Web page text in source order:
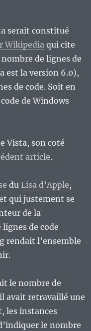
serait constitué
Wikipediaqui cite
de lignes de
est la version 6.0),
de code. Soit en
de Windows
Vista, son coté
article.
du Lisa d’Apple,
qui justement se
de la
de code
rendait l’ensemble
le nombre de
avait retravaillé une
les instances
le nombre